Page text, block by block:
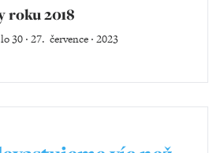
roku 2018
30 ‧ 27. července ‧ 2023